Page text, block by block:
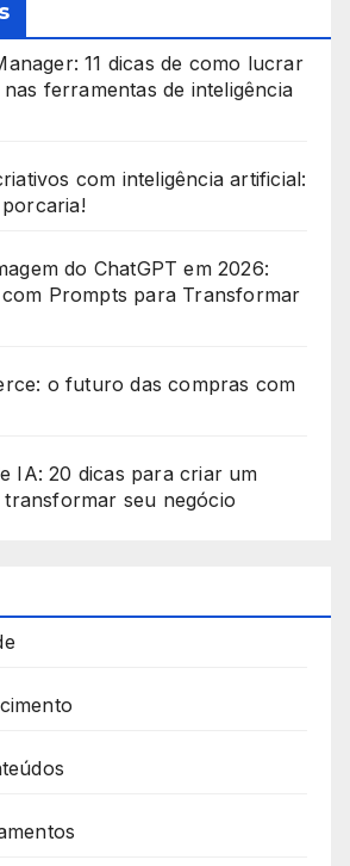
11 dicas de como lucrar
ferramentas de inteligência
com inteligência artificial:
do ChatGPT em 2026:
Prompts para Transformar
o futuro das compras com
IA: 20 dicas para criar um
seu negócio